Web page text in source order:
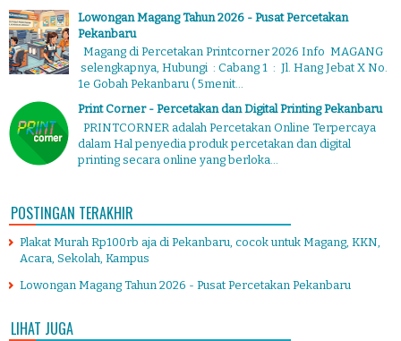
Lowongan Magang Tahun 2026 - Pusat Percetakan
Pekanbaru
Magang di Percetakan Printcorner 2026 Info MAGANG
selengkapnya, Hubungi : Cabang 1 : Jl. Hang Jebat X No.
1e Gobah Pekanbaru ( 5menit...
Print Corner - Percetakan dan Digital Printing Pekanbaru
PRINTCORNER adalah Percetakan Online Terpercaya
dalam Hal penyedia produk percetakan dan digital
printing secara online yang berloka...
POSTINGAN TERAKHIR
Plakat Murah Rp100rb aja di Pekanbaru, cocok untuk Magang, KKN,
Acara, Sekolah, Kampus
Lowongan Magang Tahun 2026 - Pusat Percetakan Pekanbaru
LIHAT JUGA